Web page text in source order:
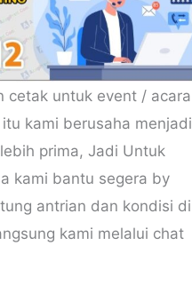
cetak untuk event / acara
kami berusaha menjadi
prima, Jadi Untuk
kami bantu segera by
antrian dan kondisi di
kami melalui chat